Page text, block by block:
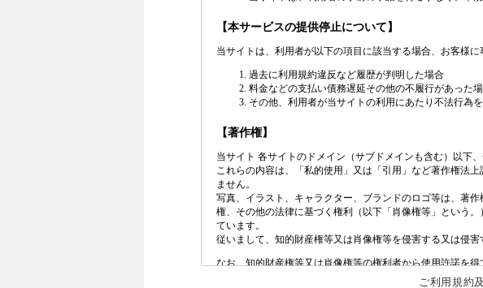
ご利用規約